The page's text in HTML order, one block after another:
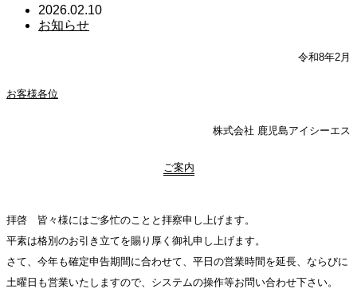
2026.02.10
お知らせ
令和8年2月
お客様各位
株式会社 鹿児島アイシーエス
ご案内
拝啓 皆々様にはご多忙のことと拝察申し上げます。
平素は格別のお引き立てを賜り厚く御礼申し上げます。
さて、今年も確定申告期間に合わせて、平日の営業時間を延長、ならびに
土曜日も営業いたしますので、システムの操作等お問い合わせ下さい。